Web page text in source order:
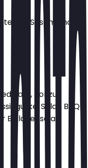
Sesam und 3
Pork, Ponzu-
Salat, BBQ-
Beilagensalat